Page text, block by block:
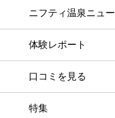
ニフティ温泉ニュ
体験レポート
口コミを見る
特集